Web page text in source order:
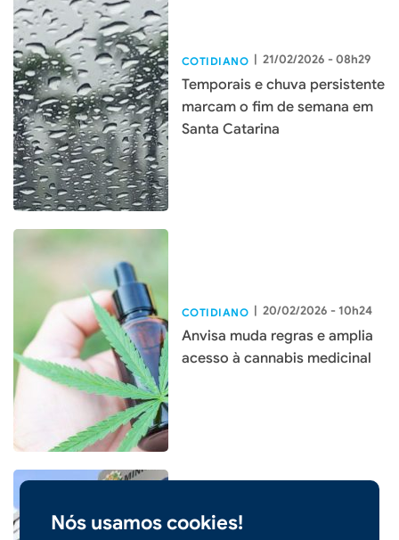
Nós usamos cookies!
COTIDIANO | 21/02/2026 - 08h29
Temporais e chuva persistente
marcam o fim de semana em
Santa Catarina
COTIDIANO 20/02/2026 - 10h24
Anvisa muda regras e amplia
acesso à cannabis medicinal